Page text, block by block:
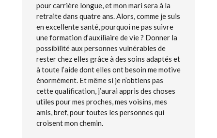
pour carrière longue, et mon mari sera à la
retraite dans quatre ans. Alors, comme je suis
en excellente santé, pourquoi ne pas suivre
une formation d’auxiliaire de vie ? Donner la
possibilité aux personnes vulnérables de
rester chez elles grâce à des soins adaptés et
à toute l’aide dont elles ont besoin me motive
énormément. Et même si je n’obtiens pas
cette qualification, j’aurai appris des choses
utiles pour mes proches, mes voisins, mes
amis, bref, pour toutes les personnes qui
croisent mon chemin.